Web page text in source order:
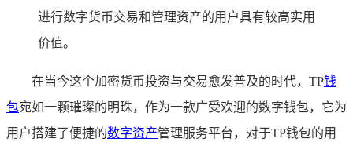
进行数字货币交易和管理资产的用户具有较高实用
价值。
在当今这个加密货币投资与交易愈发普及的时代，TP钱
包宛如一颗璀璨的明珠，作为一款广受欢迎的数字钱包，它为
用户搭建了便捷的数字资产管理服务平台，对于TP钱包的用